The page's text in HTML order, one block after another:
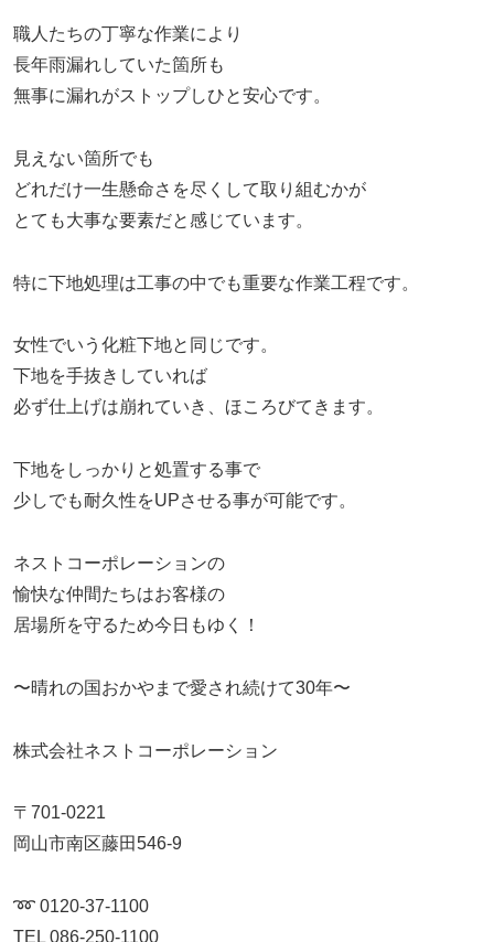
職人たちの丁寧な作業により
長年雨漏れしていた箇所も
無事に漏れがストップしひと安心です。
見えない箇所でも
どれだけ一生懸命さを尽くして取り組むかが
とても大事な要素だと感じています。
特に下地処理は工事の中でも重要な作業工程です。
女性でいう化粧下地と同じです。
下地を手抜きしていれば
必ず仕上げは崩れていき、ほころびてきます。
下地をしっかりと処置する事で
少しでも耐久性をUPさせる事が可能です。
ネストコーポレーションの
愉快な仲間たちはお客様の
居場所を守るため今日もゆく！
〜晴れの国おかやまで愛され続けて30年〜
株式会社ネストコーポレーション
〒701-0221
岡山市南区藤田546-9
➿ 0120-37-1100
TEL 086-250-1100